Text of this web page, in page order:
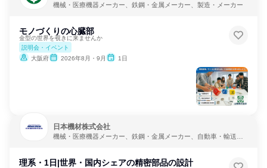
機械・医療機器メーカー、鉄鋼・金属メーカー、製造・メーカー
モノづくりの心臓部
金型の世界を覗きに来ませんか
説明会・イベント
大阪府
2026年8月・9月 1日
日本機材株式会社
機械・医療機器メーカー、鉄鋼・金属メーカー、自動車・輸送機
理系・1日|世界・国内シェアの精密部品の設計